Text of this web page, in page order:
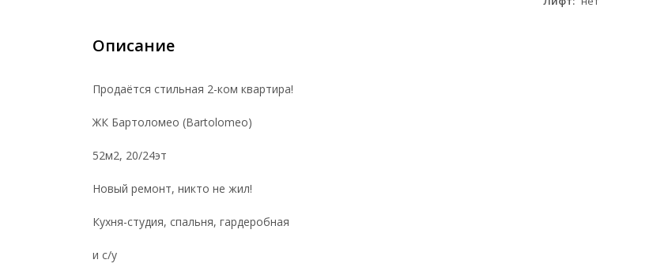
Описание
Продаётся стильная 2-ком квартира!
ЖК Бартоломео (Bartolomeo)
52м2, 20/24эт
Новый ремонт, никто не жил!
Кухня-студия, спальня, гардеробная
и с/у